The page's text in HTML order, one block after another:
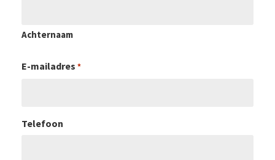
Achternaam
E-mailadres *
Telefoon